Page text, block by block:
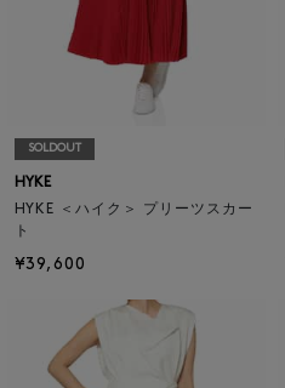
SOLDOUT
HYKE
HYKE ＜ハイク＞ プリーツスカー
ト
¥39,600